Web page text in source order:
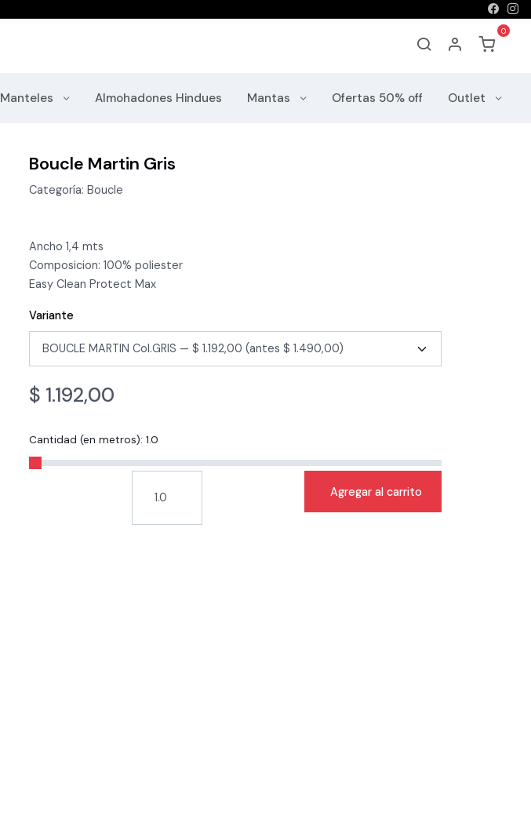
Manteles Almohadones Hindues Mantas Ofertas 50% off Outlet
Boucle Martin Gris
Categoría: Boucle
Ancho 1,4 mts
Composicion: 100% poliester
Easy Clean Protect Max
Variante
$ 1.192,00
Cantidad (en metros): 1.0
Agregar al carrito